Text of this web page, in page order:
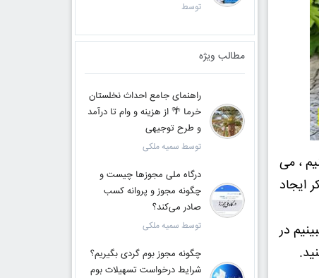
، می
ایجاد
در
توسط
مطالب ویژه
راهنمای جامع احداث نخلستان
خرما 🌴 از هزینه و وام تا درآمد
و طرح توجیهی
توسط سمیه ملکی
درگاه ملی مجوزها چیست و
چگونه مجوز و پروانه کسب
صادر می‌کند؟
توسط سمیه ملکی
چگونه مجوز بوم گردی بگیریم؟
شرایط درخواست تسهیلات بوم